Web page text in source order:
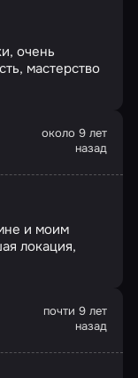
очень
мастерство
около 9 лет
назад
и моим
локация,
почти 9 лет
назад